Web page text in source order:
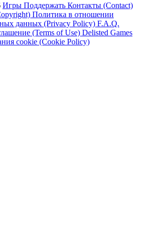
Игры Поддержать Контакты (Contact)
Политика в отношении
данных (Privacy Policy) F.A.Q.
(Terms of Use) Delisted Games
cookie (Cookie Policy)